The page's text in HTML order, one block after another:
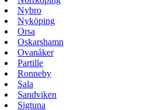
Nybro
Nyköping
Orsa
Oskarshamn
Ovanåker
Partille
Ronneby
Sala
Sandviken
Sigtuna